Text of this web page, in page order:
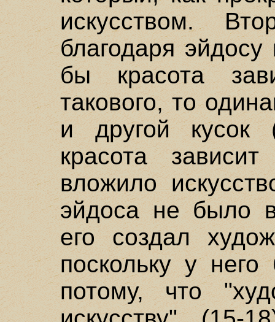
искусством.
благодаря
бы красота
такового, то
и другой
красота
вложило
эйдоса не было
его создал
поскольку у
потому, что